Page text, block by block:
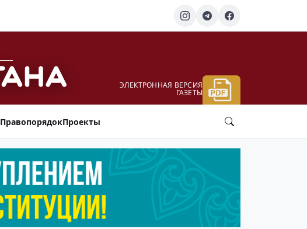
ЭЛЕКТРОННАЯ ВЕРСИЯ
ГАЗЕТЫ
ПравопорядокПроекты